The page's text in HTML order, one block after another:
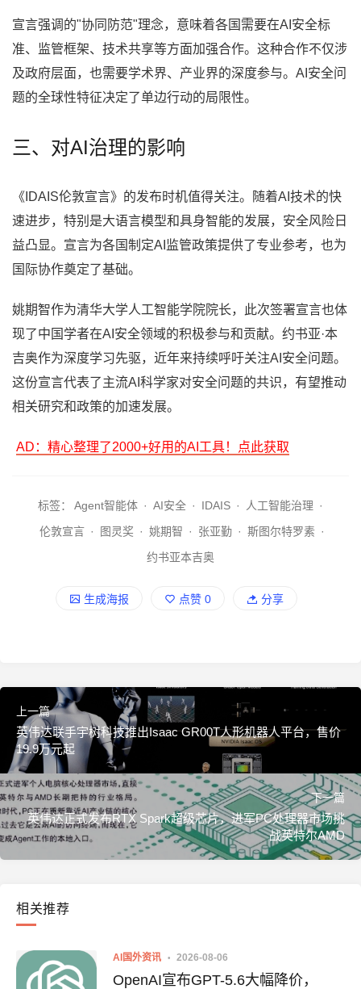
宣言强调的"协同防范"理念，意味着各国需要在AI安全标
准、监管框架、技术共享等方面加强合作。这种合作不仅涉
及政府层面，也需要学术界、产业界的深度参与。AI安全问
题的全球性特征决定了单边行动的局限性。
三、对AI治理的影响
《IDAIS伦敦宣言》的发布时机值得关注。随着AI技术的快
速进步，特别是大语言模型和具身智能的发展，安全风险日
益凸显。宣言为各国制定AI监管政策提供了专业参考，也为
国际协作奠定了基础。
姚期智作为清华大学人工智能学院院长，此次签署宣言也体
现了中国学者在AI安全领域的积极参与和贡献。约书亚·本
吉奥作为深度学习先驱，近年来持续呼吁关注AI安全问题。
这份宣言代表了主流AI科学家对安全问题的共识，有望推动
相关研究和政策的加速发展。
AD：精心整理了2000+好用的AI工具！点此获取
标签： Agent智能体 · AI安全 · IDAIS · 人工智能治理 ·
伦敦宣言 · 图灵奖 · 姚期智 · 张亚勤 · 斯图尔特罗素 ·
约书亚本吉奥
生成海报 点赞 0 分享
上一篇
英伟达联手宇树科技推出Isaac GR00T人形机器人平台，售价
19.9万元起
下一篇
英伟达正式发布RTX Spark超级芯片，进军PC处理器市场挑
战英特尔AMD
相关推荐
AI国外资讯 2026-08-06
OpenAI宣布GPT-5.6大幅降价，